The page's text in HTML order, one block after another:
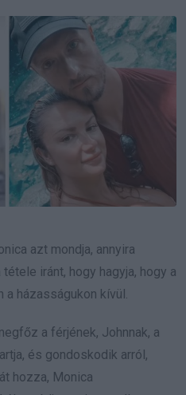
Email
azt mondja, annyira
iránt, hogy hagyja, hogy a
házasságukon kívül.
a férjének, Johnnak, a
és gondoskodik arról,
hozza, Monica